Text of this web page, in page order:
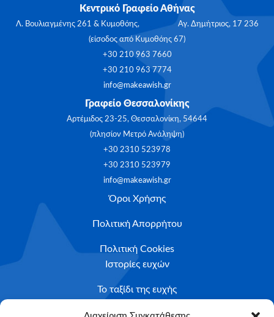
Κεντρικό Γραφείο Αθήνας
Λ. Βουλιαγμένης 261 & Κυμοθόης, Αγ. Δημήτριος, 17 236
(είσοδος από Κυμοθόης 67)
+30 210 963 7660
+30 210 963 7774
info@makeawish.gr
Γραφείο Θεσσαλονίκης
Αρτέμιδος 23-25, Θεσσαλονίκη, 54644
(πλησίον Μετρό Ανάληψη)
+30 2310 523978
+30 2310 523979
info@makeawish.gr
Όροι Χρήσης
Πολιτική Απορρήτου
Πολιτική Cookies
Ιστορίες ευχών
Το ταξίδι της ευχής
Κριτήρια Καταλληλότητας